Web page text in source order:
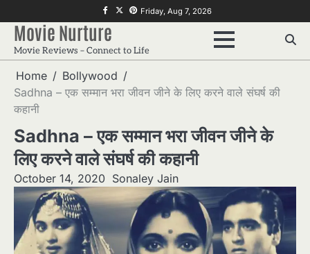
to
content
f twitterpinterest
Friday, Aug 7, 2026
Movie Nurture
Movie Reviews – Connect to Life
Home
Bollywood
Sadhna – एक सम्मान भरा जीवन जीने के लिए करने वाले संघर्ष की
कहानी
Sadhna – एक सम्मान भरा जीवन जीने के
लिए करने वाले संघर्ष की कहानी
October 14, 2020 Sonaley Jain